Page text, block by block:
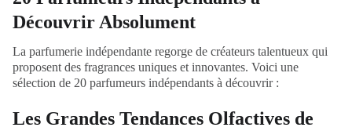
Découvrir Absolument
La parfumerie indépendante regorge de créateurs talentueux qui
proposent des fragrances uniques et innovantes. Voici une
sélection de 20 parfumeurs indépendants à découvrir :
Les Grandes Tendances Olfactives de